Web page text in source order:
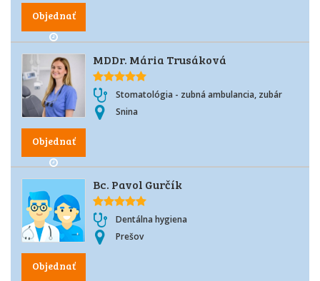
Objednať
Objednať
MDDr. Mária Trusáková
Stomatológia - zubná ambulancia, zubár
Snina
Objednať
Bc. Pavol Gurčík
Dentálna hygiena
Prešov